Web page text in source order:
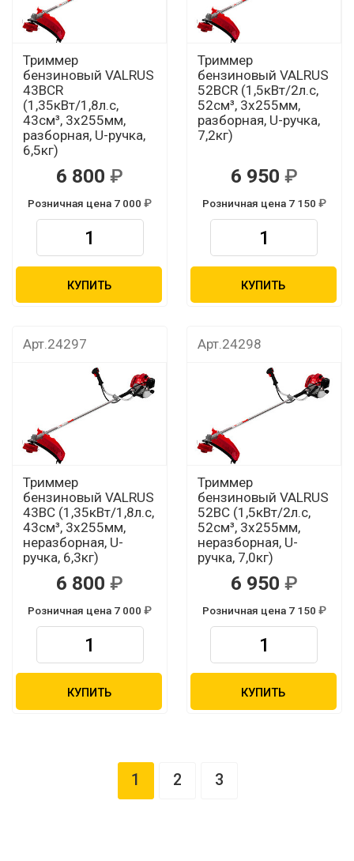
Триммер
бензиновый VALRUS
43BCR
(1,35кВт/1,8л.с,
43см³, 3х255мм,
разборная, U-ручка,
6,5кг)
6 800
Розничная цена 7 000
КУПИТЬ
Триммер
бензиновый VALRUS
52BCR (1,5кВт/2л.с,
52см³, 3х255мм,
разборная, U-ручка,
7,2кг)
6 950
Розничная цена 7 150
КУПИТЬ
Арт.24297
Триммер
бензиновый VALRUS
43BC (1,35кВт/1,8л.с,
43см³, 3х255мм,
неразборная, U-
ручка, 6,3кг)
6 800
Розничная цена 7 000
КУПИТЬ
Арт.24298
Триммер
бензиновый VALRUS
52BC (1,5кВт/2л.с,
52см³, 3х255мм,
неразборная, U-
ручка, 7,0кг)
6 950
Розничная цена 7 150
КУПИТЬ
1 2 3